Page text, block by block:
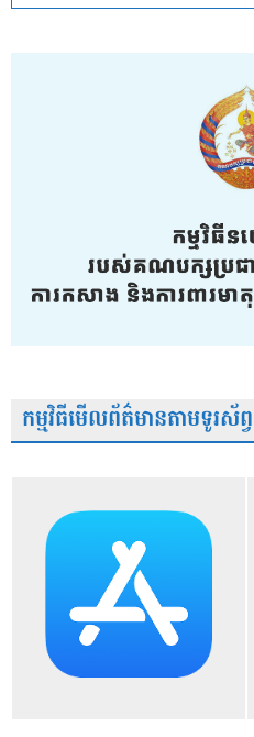
កម្មវិធីមើលព័ត៌មានតាមទូរស័ព្វ